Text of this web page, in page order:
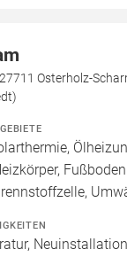
Osterholz-